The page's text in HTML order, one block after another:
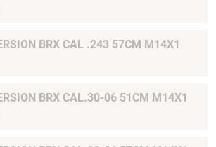
KIT CONVERSION BRX CAL .243 57CM M14X1
KIT CONVERSION BRX CAL.30-06 51CM M14X1